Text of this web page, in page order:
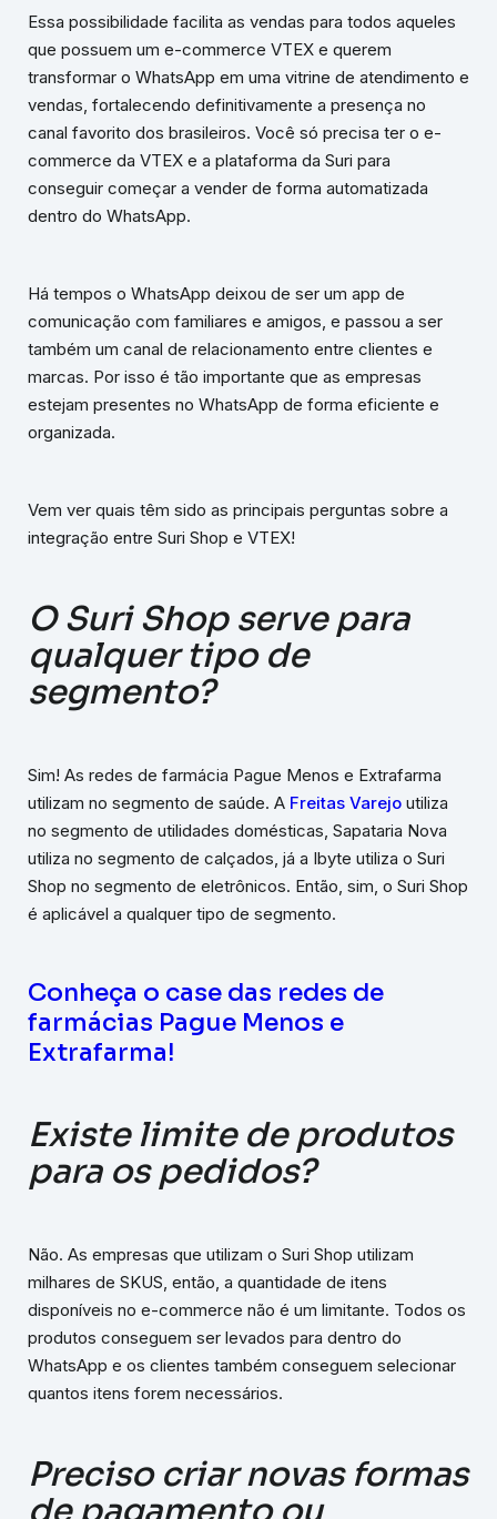
Essa possibilidade facilita as vendas para todos aqueles
que possuem um e-commerce VTEX e querem
transformar o WhatsApp em uma vitrine de atendimento e
vendas, fortalecendo definitivamente a presença no
canal favorito dos brasileiros. Você só precisa ter o e-
commerce da VTEX e a plataforma da Suri para
conseguir começar a vender de forma automatizada
dentro do WhatsApp.
Há tempos o WhatsApp deixou de ser um app de
comunicação com familiares e amigos, e passou a ser
também um canal de relacionamento entre clientes e
marcas. Por isso é tão importante que as empresas
estejam presentes no WhatsApp de forma eficiente e
organizada.
Vem ver quais têm sido as principais perguntas sobre a
integração entre Suri Shop e VTEX!
O Suri Shop serve para
qualquer tipo de
segmento?
Sim! As redes de farmácia Pague Menos e Extrafarma
utilizam no segmento de saúde. A Freitas Varejo utiliza
no segmento de utilidades domésticas, Sapataria Nova
utiliza no segmento de calçados, já a Ibyte utiliza o Suri
Shop no segmento de eletrônicos. Então, sim, o Suri Shop
é aplicável a qualquer tipo de segmento.
Conheça o case das redes de
farmácias Pague Menos e
Extrafarma!
Existe limite de produtos
para os pedidos?
Não. As empresas que utilizam o Suri Shop utilizam
milhares de SKUS, então, a quantidade de itens
disponíveis no e-commerce não é um limitante. Todos os
produtos conseguem ser levados para dentro do
WhatsApp e os clientes também conseguem selecionar
quantos itens forem necessários.
Preciso criar novas formas